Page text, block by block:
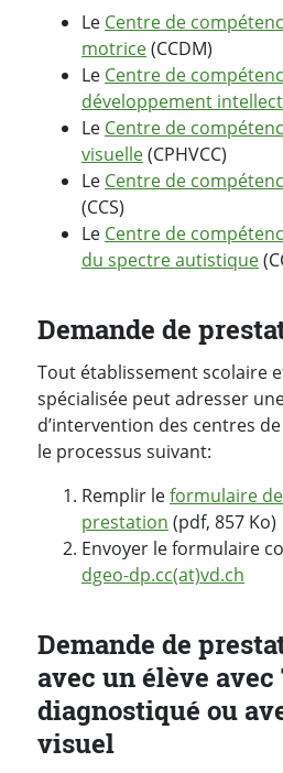
Le Centre de
motrice(CCDM)
Le Centre de
développement
Le Centre de
visuelle(CPHVCC)
Le Centre de
(CCS)
Le Centre de
du spectre autistique
Demande de
Tout établissement scolaire
spécialisée peut adresser
d’intervention des centres
le processus suivant:
Remplir leformulaire
prestation (pdf, 857 Ko)
Envoyer le formulaire
dgeo-dp.cc(at)vd.ch
Demande de
avec un élève avec
diagnostiqué ou
visuel